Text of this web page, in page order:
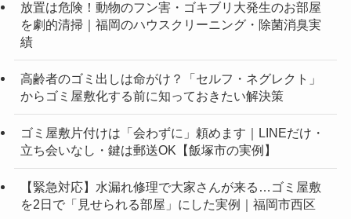
放置は危険！動物のフン害・ゴキブリ大発生のお部屋
を劇的清掃｜福岡のハウスクリーニング・除菌消臭実
績
高齢者のゴミ出しは命がけ？「セルフ・ネグレクト」
からゴミ屋敷化する前に知っておきたい解決策
ゴミ屋敷片付けは「会わずに」頼めます｜LINEだけ・
立ち会いなし・鍵は郵送OK【飯塚市の実例】
【緊急対応】水漏れ修理で大家さんが来る…ゴミ屋敷
を2日で「見せられる部屋」にした実例｜福岡市西区